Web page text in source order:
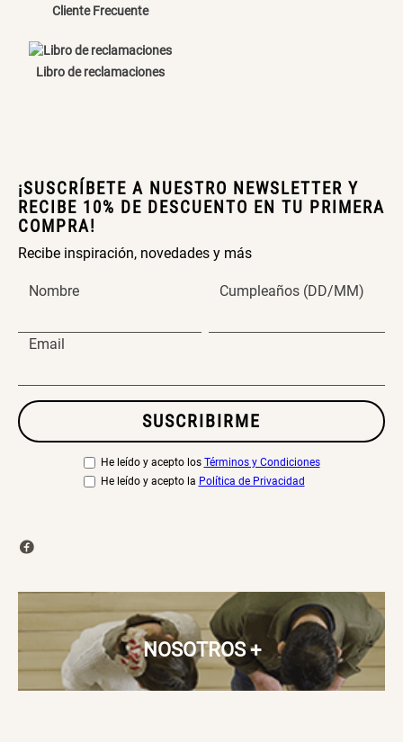
ENVIAR COMENTARIO
Cliente Frecuente
Libro de reclamaciones
¡SUSCRÍBETE A NUESTRO NEWSLETTER Y
RECIBE 10% DE DESCUENTO EN TU PRIMERA
COMPRA!
Recibe inspiración, novedades y más
Nombre Cumpleaños (DD/MM)
Email
SUSCRIBIRME
He leído y acepto los Términos y Condiciones
He leído y acepto la Política de Privacidad
NOSOTROS+